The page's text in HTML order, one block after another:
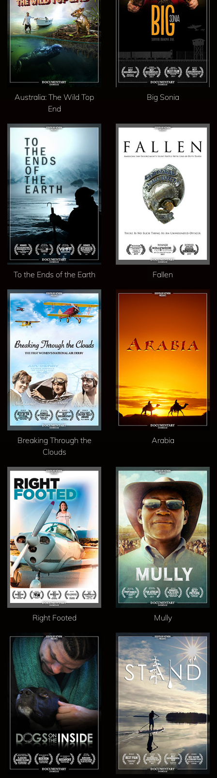
Australia: The Wild Top
End
Big Sonia
To the Ends of the Earth Fallen
Breaking Through the
Clouds
Arabia
Right Footed Mully